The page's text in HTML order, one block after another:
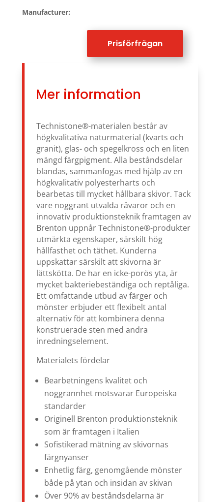
4991 kr
Manufacturer:
Prisförfrågan
Mer information
Technistone®-materialen består av
högkvalitativa naturmaterial (kvarts och
granit), glas- och spegelkross och en liten
mängd färgpigment. Alla beståndsdelar
blandas, sammanfogas med hjälp av en
högkvalitativ polyesterharts och
bearbetas till mycket hållbara skivor. Tack
vare noggrant utvalda råvaror och en
innovativ produktionsteknik framtagen av
Brenton uppnår Technistone®-produkter
utmärkta egenskaper, särskilt hög
hållfasthet och täthet. Kunderna
uppskattar särskilt att skivorna är
lättskötta. De har en icke-porös yta, är
mycket bakteriebeständiga och reptåliga.
Ett omfattande utbud av färger och
mönster erbjuder ett flexibelt antal
alternativ för att kombinera denna
konstruerade sten med andra
inredningselement.
Materialets fördelar
Bearbetningens kvalitet och
noggrannhet motsvarar Europeiska
standarder
Originell Brenton produktionsteknik
som är framtagen i Italien
Sofistikerad mätning av skivornas
färgnyanser
Enhetlig färg, genomgående mönster
både på ytan och insidan av skivan
Över 90% av beståndsdelarna är